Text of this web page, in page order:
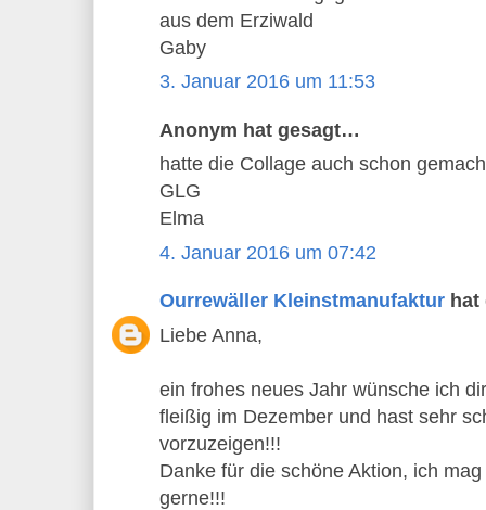
aus dem Erziwald
Gaby
3. Januar 2016 um 11:53
Anonym hat gesagt…
hatte die Collage auch schon
GLG
Elma
4. Januar 2016 um 07:42
Ourrewäller Kleinstmanufaktur
Liebe Anna,
ein frohes neues Jahr wünsche ich
fleißig im Dezember und hast sehr
vorzuzeigen!!!
Danke für die schöne Aktion, ich
gerne!!!